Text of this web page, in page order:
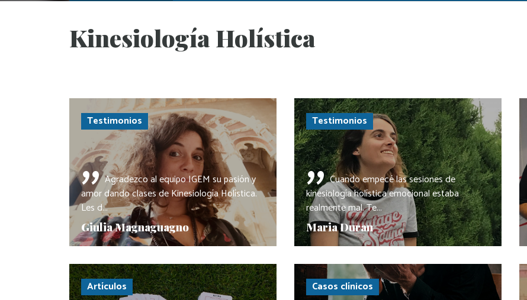
Kinesiología Holística
Testimonios
" Agradezco al equipo IGEM su pasión y
amor dando clases de Kinesiología Holística.
Les d...
Giulia Magnaguagno
Testimonios
" Cuando empecé las sesiones de
kinesiología holística emocional estaba
realmente mal. Te...
Maria Duran
Artículos Casos clínicos